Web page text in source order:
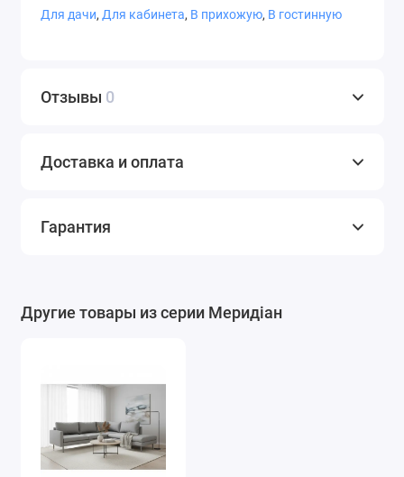
Для дачи, Для кабинета, В прихожую, В гостинную
Отзывы 0
Доставка и оплата
Гарантия
Другие товары из серии Меридіан